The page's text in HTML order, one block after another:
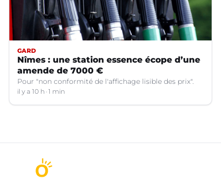
GARD
Nîmes : une station essence écope d’une
amende de 7000 €
Pour "non conformité de l'affichage lisible des prix".
il y a 10 h 1 min